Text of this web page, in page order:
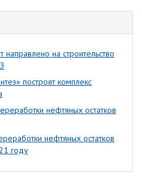
на строительство
построят комплекс
нефтяных остатков
нефтяных остатков
году